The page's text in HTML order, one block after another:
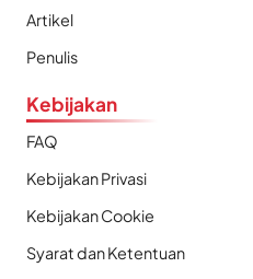
Artikel
Penulis
Kebijakan
FAQ
Kebijakan Privasi
Kebijakan Cookie
Syarat dan Ketentuan